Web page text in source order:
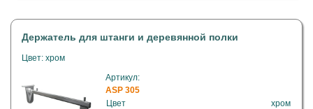
Держатель для штанги и деревянной полки
Цвет: хром
Артикул:
ASP 305
Цвет
хром